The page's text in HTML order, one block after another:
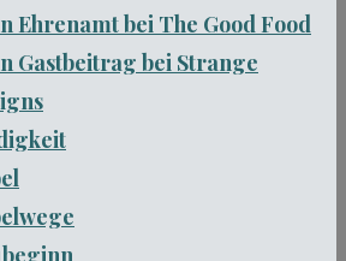
Ehrenamt bei The Good Food
Gastbeitrag bei Strange